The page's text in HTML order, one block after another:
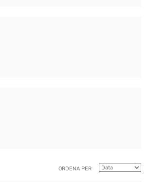
ORDENA PER